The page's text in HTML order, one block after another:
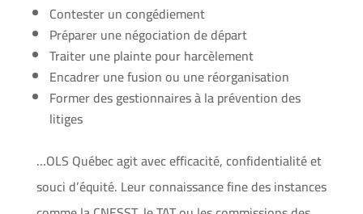
Contester un congédiement
Préparer une négociation de départ
Traiter une plainte pour harcèlement
Encadrer une fusion ou une réorganisation
Former des gestionnaires à la prévention des
litiges
…OLS Québec agit avec efficacité, confidentialité et
souci d’équité. Leur connaissance fine des instances